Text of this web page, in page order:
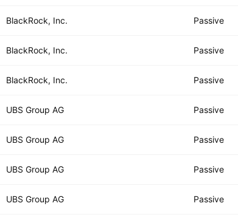
BlackRock, Inc. Passive
BlackRock, Inc. Passive
BlackRock, Inc. Passive
UBS Group AG Passive
UBS Group AG Passive
UBS Group AG Passive
UBS Group AG Passive